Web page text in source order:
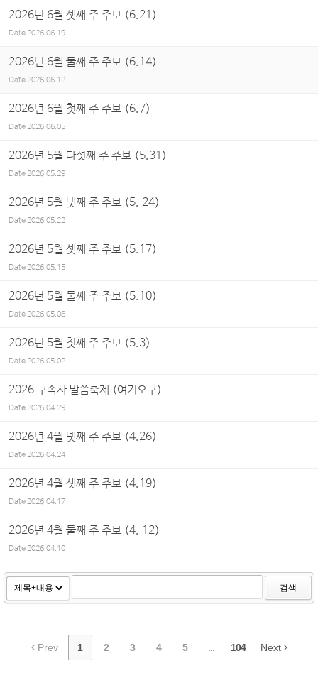
2026년 6월 셋째 주 주보 (6.21)
Date2026.06.19
2026년 6월 둘째 주 주보 (6.14)
Date 2026.06.12
2026년 6월 첫째 주 주보 (6.7)
Date2026.06.05
2026년 5월 다섯째 주 주보 (5.31)
Date2026.05.29
2026년 5월 넷째 주 주보 (5. 24)
Date2026.05.22
2026년 5월 셋째 주 주보 (5.17)
Date2026.05.15
2026년 5월 둘째 주 주보 (5.10)
Date2026.05.08
2026년 5월 첫째 주 주보 (5.3)
Date2026.05.02
2026 구속사 말씀축제 (여기오구)
Date2026.04.29
2026년 4월 넷째 주 주보 (4.26)
Date2026.04.24
2026년 4월 셋째 주 주보 (4.19)
Date2026.04.17
2026년 4월 둘째 주 주보 (4. 12)
Date2026.04.10
검색
Prev 1 2 3 4 5 ... 104 Next